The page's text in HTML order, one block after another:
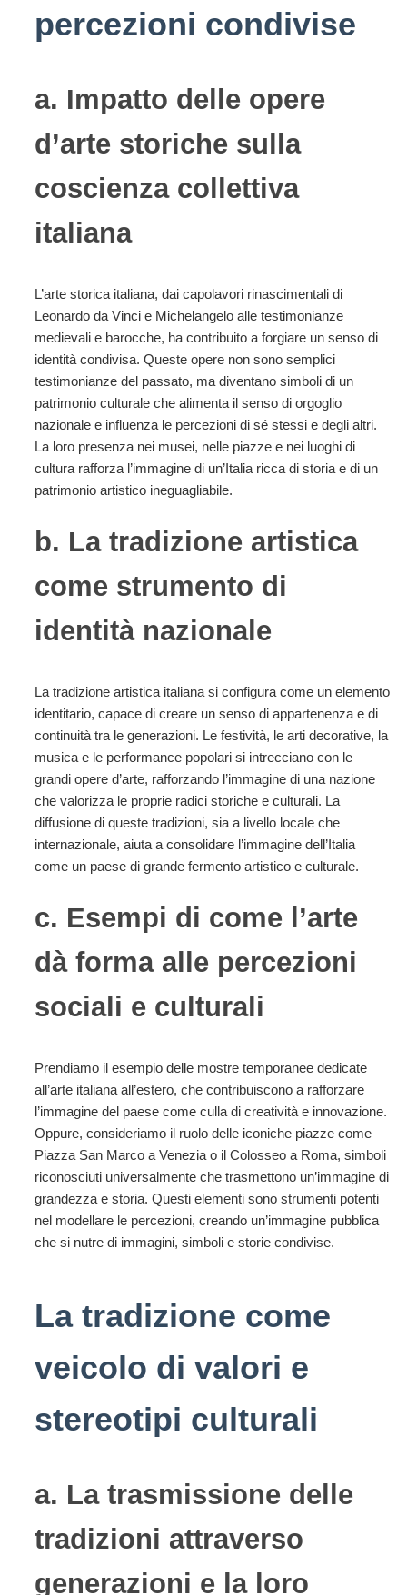
percezioni condivise
a. Impatto delle opere
d’arte storiche sulla
coscienza collettiva
italiana
L’arte storica italiana, dai capolavori rinascimentali di
Leonardo da Vinci e Michelangelo alle testimonianze
medievali e barocche, ha contribuito a forgiare un senso di
identità condivisa. Queste opere non sono semplici
testimonianze del passato, ma diventano simboli di un
patrimonio culturale che alimenta il senso di orgoglio
nazionale e influenza le percezioni di sé stessi e degli altri.
La loro presenza nei musei, nelle piazze e nei luoghi di
cultura rafforza l’immagine di un’Italia ricca di storia e di un
patrimonio artistico ineguagliabile.
b. La tradizione artistica
come strumento di
identità nazionale
La tradizione artistica italiana si configura come un elemento
identitario, capace di creare un senso di appartenenza e di
continuità tra le generazioni. Le festività, le arti decorative, la
musica e le performance popolari si intrecciano con le
grandi opere d’arte, rafforzando l’immagine di una nazione
che valorizza le proprie radici storiche e culturali. La
diffusione di queste tradizioni, sia a livello locale che
internazionale, aiuta a consolidare l’immagine dell’Italia
come un paese di grande fermento artistico e culturale.
c. Esempi di come l’arte
dà forma alle percezioni
sociali e culturali
Prendiamo il esempio delle mostre temporanee dedicate
all’arte italiana all’estero, che contribuiscono a rafforzare
l’immagine del paese come culla di creatività e innovazione.
Oppure, consideriamo il ruolo delle iconiche piazze come
Piazza San Marco a Venezia o il Colosseo a Roma, simboli
riconosciuti universalmente che trasmettono un’immagine di
grandezza e storia. Questi elementi sono strumenti potenti
nel modellare le percezioni, creando un’immagine pubblica
che si nutre di immagini, simboli e storie condivise.
La tradizione come
veicolo di valori e
stereotipi culturali
a. La trasmissione delle
tradizioni attraverso
generazioni e la loro